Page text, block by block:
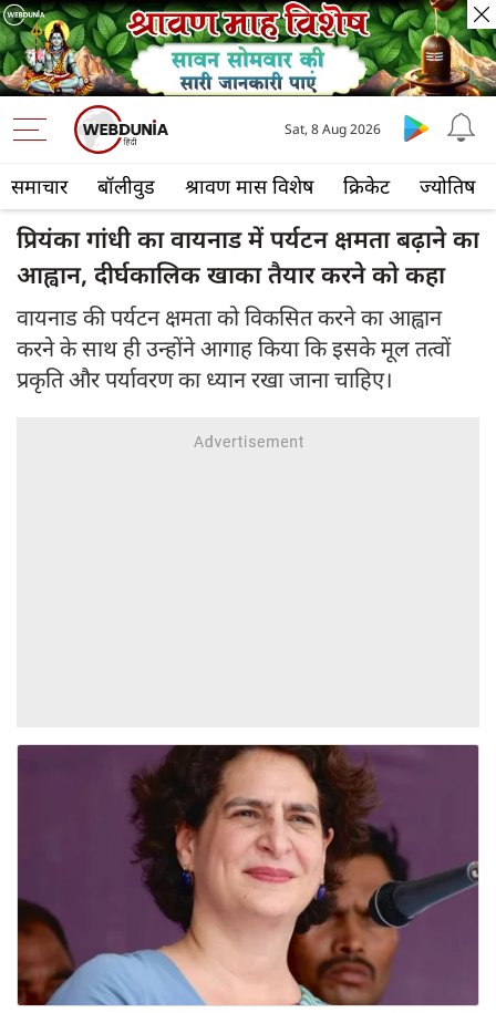
समाचार बॉलीवुड श्रावण मास विशेष क्रिकेट ज्योतिष
Sat, 8 Aug 2026
प्रियंका गांधी का वायनाड में पर्यटन क्षमता बढ़ाने का
आह्वान, दीर्घकालिक खाका तैयार करने को कहा
वायनाड की पर्यटन क्षमता को विकसित करने का आह्वान
करने के साथ ही उन्होंने आगाह किया कि इसके मूल तत्वों
प्रकृति और पर्यावरण का ध्यान रखा जाना चाहिए।